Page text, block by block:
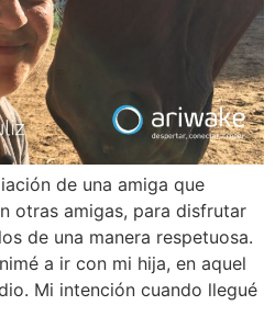
de una amiga que
otras amigas, para disfrutar
de una manera respetuosa.
a ir con mi hija, en aquel
Mi intención cuando llegué